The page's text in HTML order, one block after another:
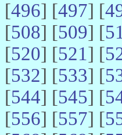
[496] [497] [
[508] [509] [
[520] [521] [
[532] [533] [
[544] [545] [
[556] [557] [